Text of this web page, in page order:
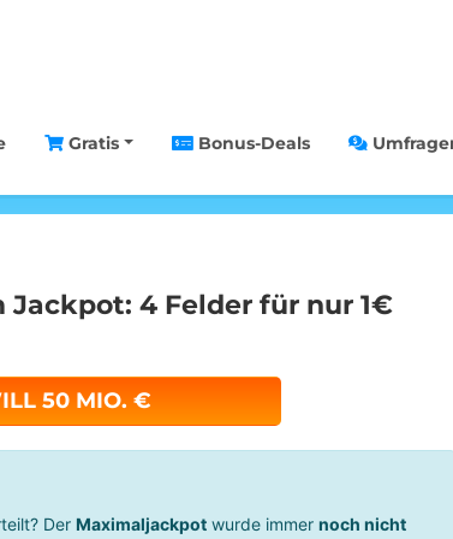
Gratis Bonus-Deals
Jackpot: 4 Felder für nur 1€
50 MIO. €
Der Maximaljackpot wurde immer noch nicht